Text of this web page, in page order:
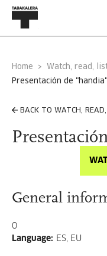
Home Watch, read,
presentación de "handia"
BACK TO WATCH, READ,
General
0
Language: ES, EU